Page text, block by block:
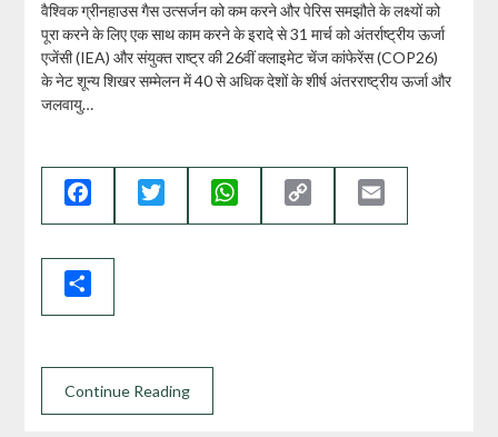
वैश्विक ग्रीनहाउस गैस उत्सर्जन को कम करने और पेरिस समझौते के लक्ष्यों को
पूरा करने के लिए एक साथ काम करने के इरादे से 31 मार्च को अंतर्राष्ट्रीय ऊर्जा
एजेंसी (IEA) और संयुक्त राष्ट्र की 26वीं क्लाइमेट चेंज कांफेरेंस (COP26)
के नेट शून्य शिखर सम्मेलन में 40 से अधिक देशों के शीर्ष अंतरराष्ट्रीय ऊर्जा और
जलवायु…
Facebook Twitter WhatsApp
Link
Continue Reading